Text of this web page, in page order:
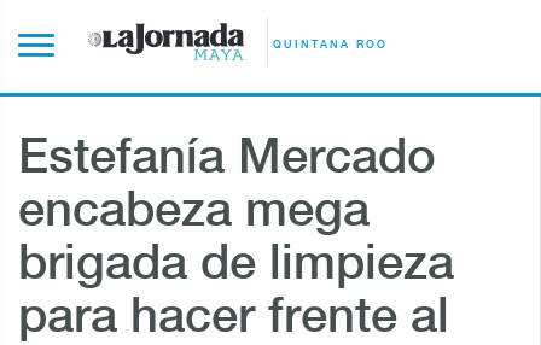
QUINTANA ROO
Estefanía Mercado
encabeza mega
brigada de limpieza
para hacer frente al